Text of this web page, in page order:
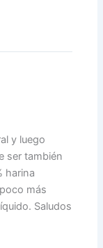
y luego
ser también
harina
más
Saludos